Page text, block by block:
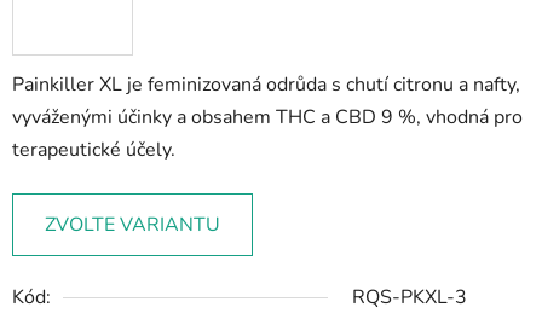
Painkiller XL je feminizovaná odrůda s chutí citronu a nafty,
vyváženými účinky a obsahem THC a CBD 9 %, vhodná pro
terapeutické účely.
ZVOLTE VARIANTU
Kód: RQS-PKXL-3